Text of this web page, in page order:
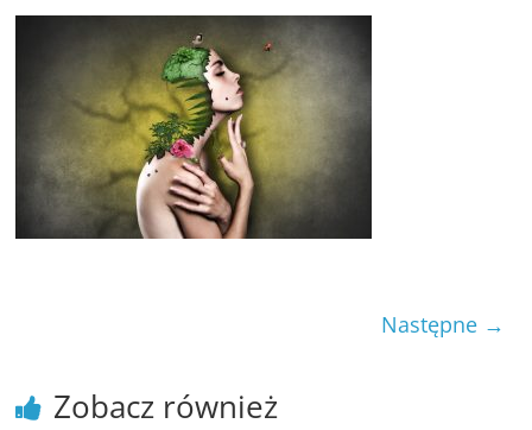
–
poznaj
te
porady
Następne →
Zobacz również